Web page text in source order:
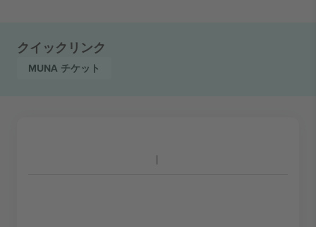
クイックリンク
MUNA チケット